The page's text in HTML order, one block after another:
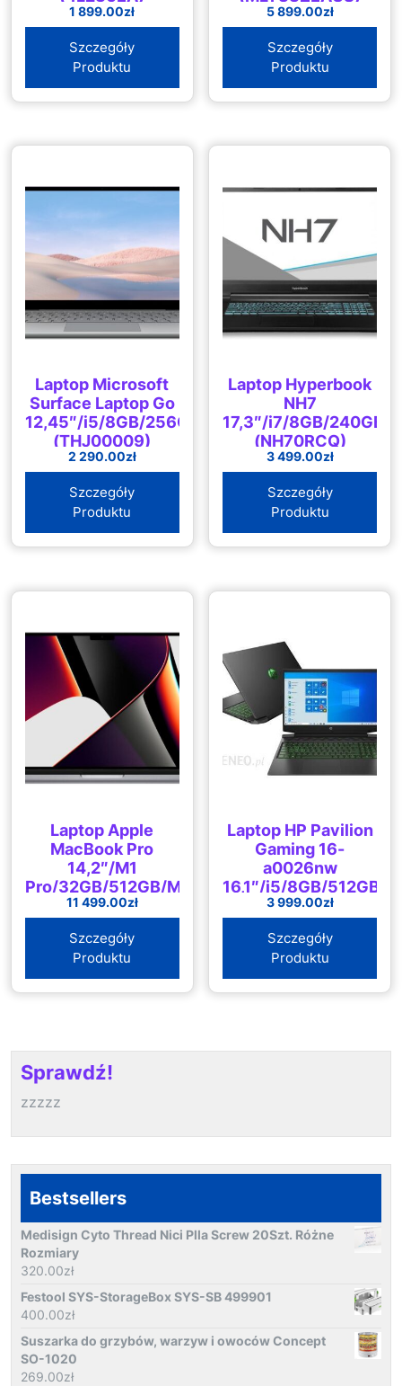
1 899.00zł
Szczegóły
Produktu
5 899.00zł
Szczegóły
Produktu
Laptop Microsoft
Surface Laptop Go
12,45″/i5/8GB/256GB/Win10
(THJ00009)
2 290.00zł
Szczegóły
Produktu
Laptop Hyperbook
NH7
17,3″/i7/8GB/240GB/
(NH70RCQ)
3 499.00zł
Szczegóły
Produktu
Laptop Apple
MacBook Pro
14,2″/M1
Pro/32GB/512GB/MacOS
(Z15G0002B)
11 499.00zł
Szczegóły
Produktu
Laptop HP Pavilion
Gaming 16-
a0026nw
16,1″/i5/8GB/512GB/
(2K9J1EA)
3 999.00zł
Szczegóły
Produktu
Sprawdź!
zzzzz
Bestsellers
Medisign Cyto Thread Nici Plla Screw 20Szt. Różne
Rozmiary
320.00zł
Festool SYS-StorageBox SYS-SB 499901
400.00zł
Suszarka do grzybów, warzyw i owoców Concept
SO-1020
269.00zł